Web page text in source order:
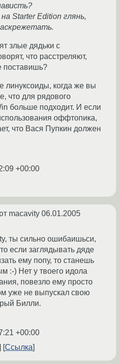
Starter Edition глянь,
злые дядьки с
что расстреляют,
поставишь?
линуксоиды, когда же вы
что для рядового
больше подходит. И если
оффтопика,
что Вася Пупкин должен
+00:00
macavity 06.01.2005
ты сильно ошибаишьси,
если заглядывать дяде
ему попу, то станешь
:-) Нет у твоего идола
повезло ему просто
уже не выпускал свою
Билли.
+00:00
Ссылка